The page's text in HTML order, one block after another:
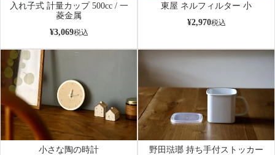
入れ子式 計量カップ 500cc / 一
菱金属
¥3,069税込
東屋 ネルフィルター 小
¥2,970税込
小さな陶の時計
野田琺瑯 持ち手付ストッカー